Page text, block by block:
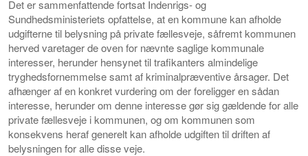
Det er sammenfattende fortsat Indenrigs- og
Sundhedsministeriets opfattelse, at en kommune kan afholde
udgifterne til belysning på private fællesveje, såfremt kommunen
herved varetager de oven for nævnte saglige kommunale
interesser, herunder hensynet til trafikanters almindelige
tryghedsfornemmelse samt af kriminalpræventive årsager. Det
afhænger af en konkret vurdering om der foreligger en sådan
interesse, herunder om denne interesse gør sig gældende for alle
private fællesveje i kommunen, og om kommunen som
konsekvens heraf generelt kan afholde udgiften til driften af
belysningen for alle disse veje.